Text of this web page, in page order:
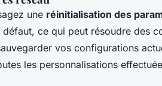
une réinitialisation des
ce qui peut résoudre des
vos configurations
les personnalisations